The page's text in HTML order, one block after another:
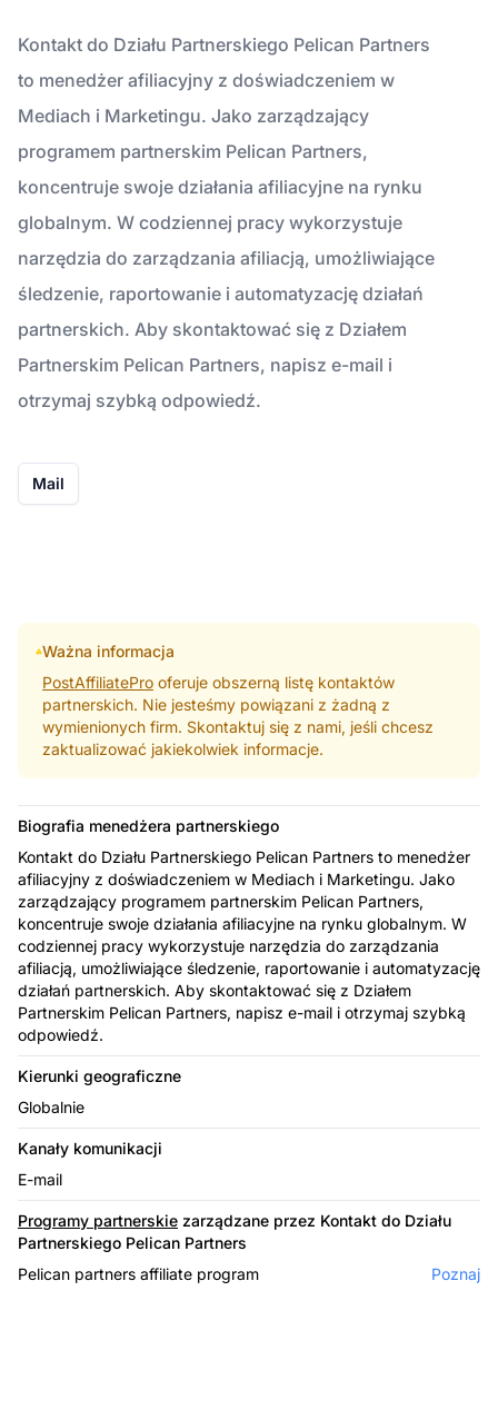
Kontakt do Działu Partnerskiego Pelican Partners
to menedżer afiliacyjny z doświadczeniem w
Mediach i Marketingu. Jako zarządzający
programem partnerskim Pelican Partners,
koncentruje swoje działania afiliacyjne na rynku
globalnym. W codziennej pracy wykorzystuje
narzędzia do zarządzania afiliacją, umożliwiające
śledzenie, raportowanie i automatyzację działań
partnerskich. Aby skontaktować się z Działem
Partnerskim Pelican Partners, napisz e-mail i
otrzymaj szybką odpowiedź.
Mail
Ważna informacja
PostAffiliatePro oferuje obszerną listę kontaktów
partnerskich. Nie jesteśmy powiązani z żadną z
wymienionych firm. Skontaktuj się z nami, jeśli chcesz
zaktualizować jakiekolwiek informacje.
Biografia menedżera partnerskiego
Kontakt do Działu Partnerskiego Pelican Partners to menedżer
afiliacyjny z doświadczeniem w Mediach i Marketingu. Jako
zarządzający programem partnerskim Pelican Partners,
koncentruje swoje działania afiliacyjne na rynku globalnym. W
codziennej pracy wykorzystuje narzędzia do zarządzania
afiliacją, umożliwiające śledzenie, raportowanie i automatyzację
działań partnerskich. Aby skontaktować się z Działem
Partnerskim Pelican Partners, napisz e-mail i otrzymaj szybką
odpowiedź.
Kierunki geograficzne
Globalnie
Kanały komunikacji
E-mail
Programy partnerskie zarządzane przez Kontakt do Działu
Partnerskiego Pelican Partners
Pelican partners affiliate program
Poznaj